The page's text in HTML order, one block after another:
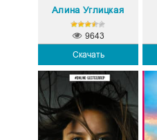
Алина Углицкая
Скачать
9643